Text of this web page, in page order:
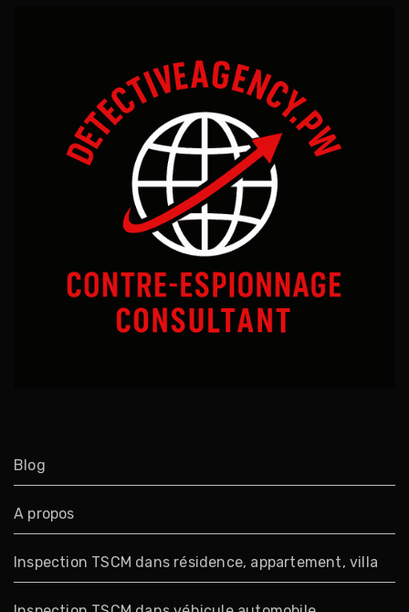
Blog
A propos
Inspection TSCM dans résidence, appartement, villa